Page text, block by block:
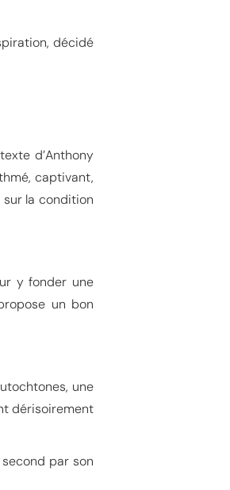
décidé
d’Anthony
captivant,
la condition
y fonder une
un bon
une
dérisoirement
par son